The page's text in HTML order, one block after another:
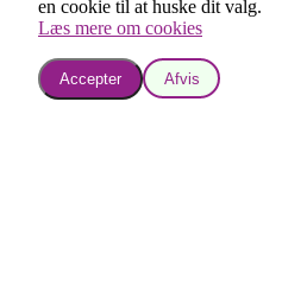
en cookie til at huske dit valg.
Læs mere om cookies
Accepter Afvis